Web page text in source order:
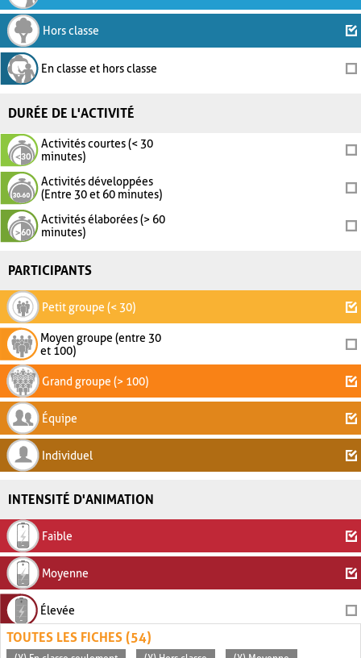
Hors classe
En classe et hors classe
DURÉE DE L'ACTIVITÉ
Activités courtes (< 30
minutes)
Activités développées
(Entre 30 et 60 minutes)
Activités élaborées (> 60
minutes)
PARTICIPANTS
Petit groupe (< 30)
Moyen groupe (entre 30
et 100)
Grand groupe (> 100)
Équipe
Individuel
INTENSITÉ D'ANIMATION
Faible
Moyenne
Élevée
TOUTES LES FICHES (54)